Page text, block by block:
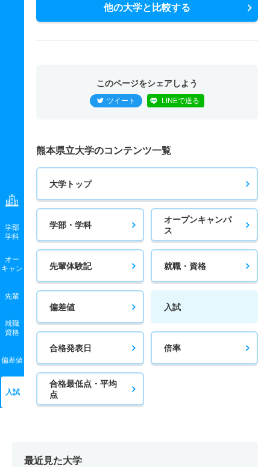
学部
学科
オー
キャン
先輩
就職
資格
偏差値
入試
他の大学と比較する
このページをシェアしよう
ツイート LINEで送る
熊本県立大学のコンテンツ一覧
大学トップ
学部・学科
オープンキャンパ
ス
先輩体験記 就職・資格
偏差値 入試
合格発表日 倍率
合格最低点・平均
点
最近見た大学